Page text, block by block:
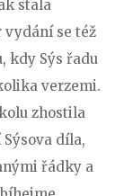
stala
se též
kdy Sýs řadu
verzemi.
zhostila
díla,
řádky a